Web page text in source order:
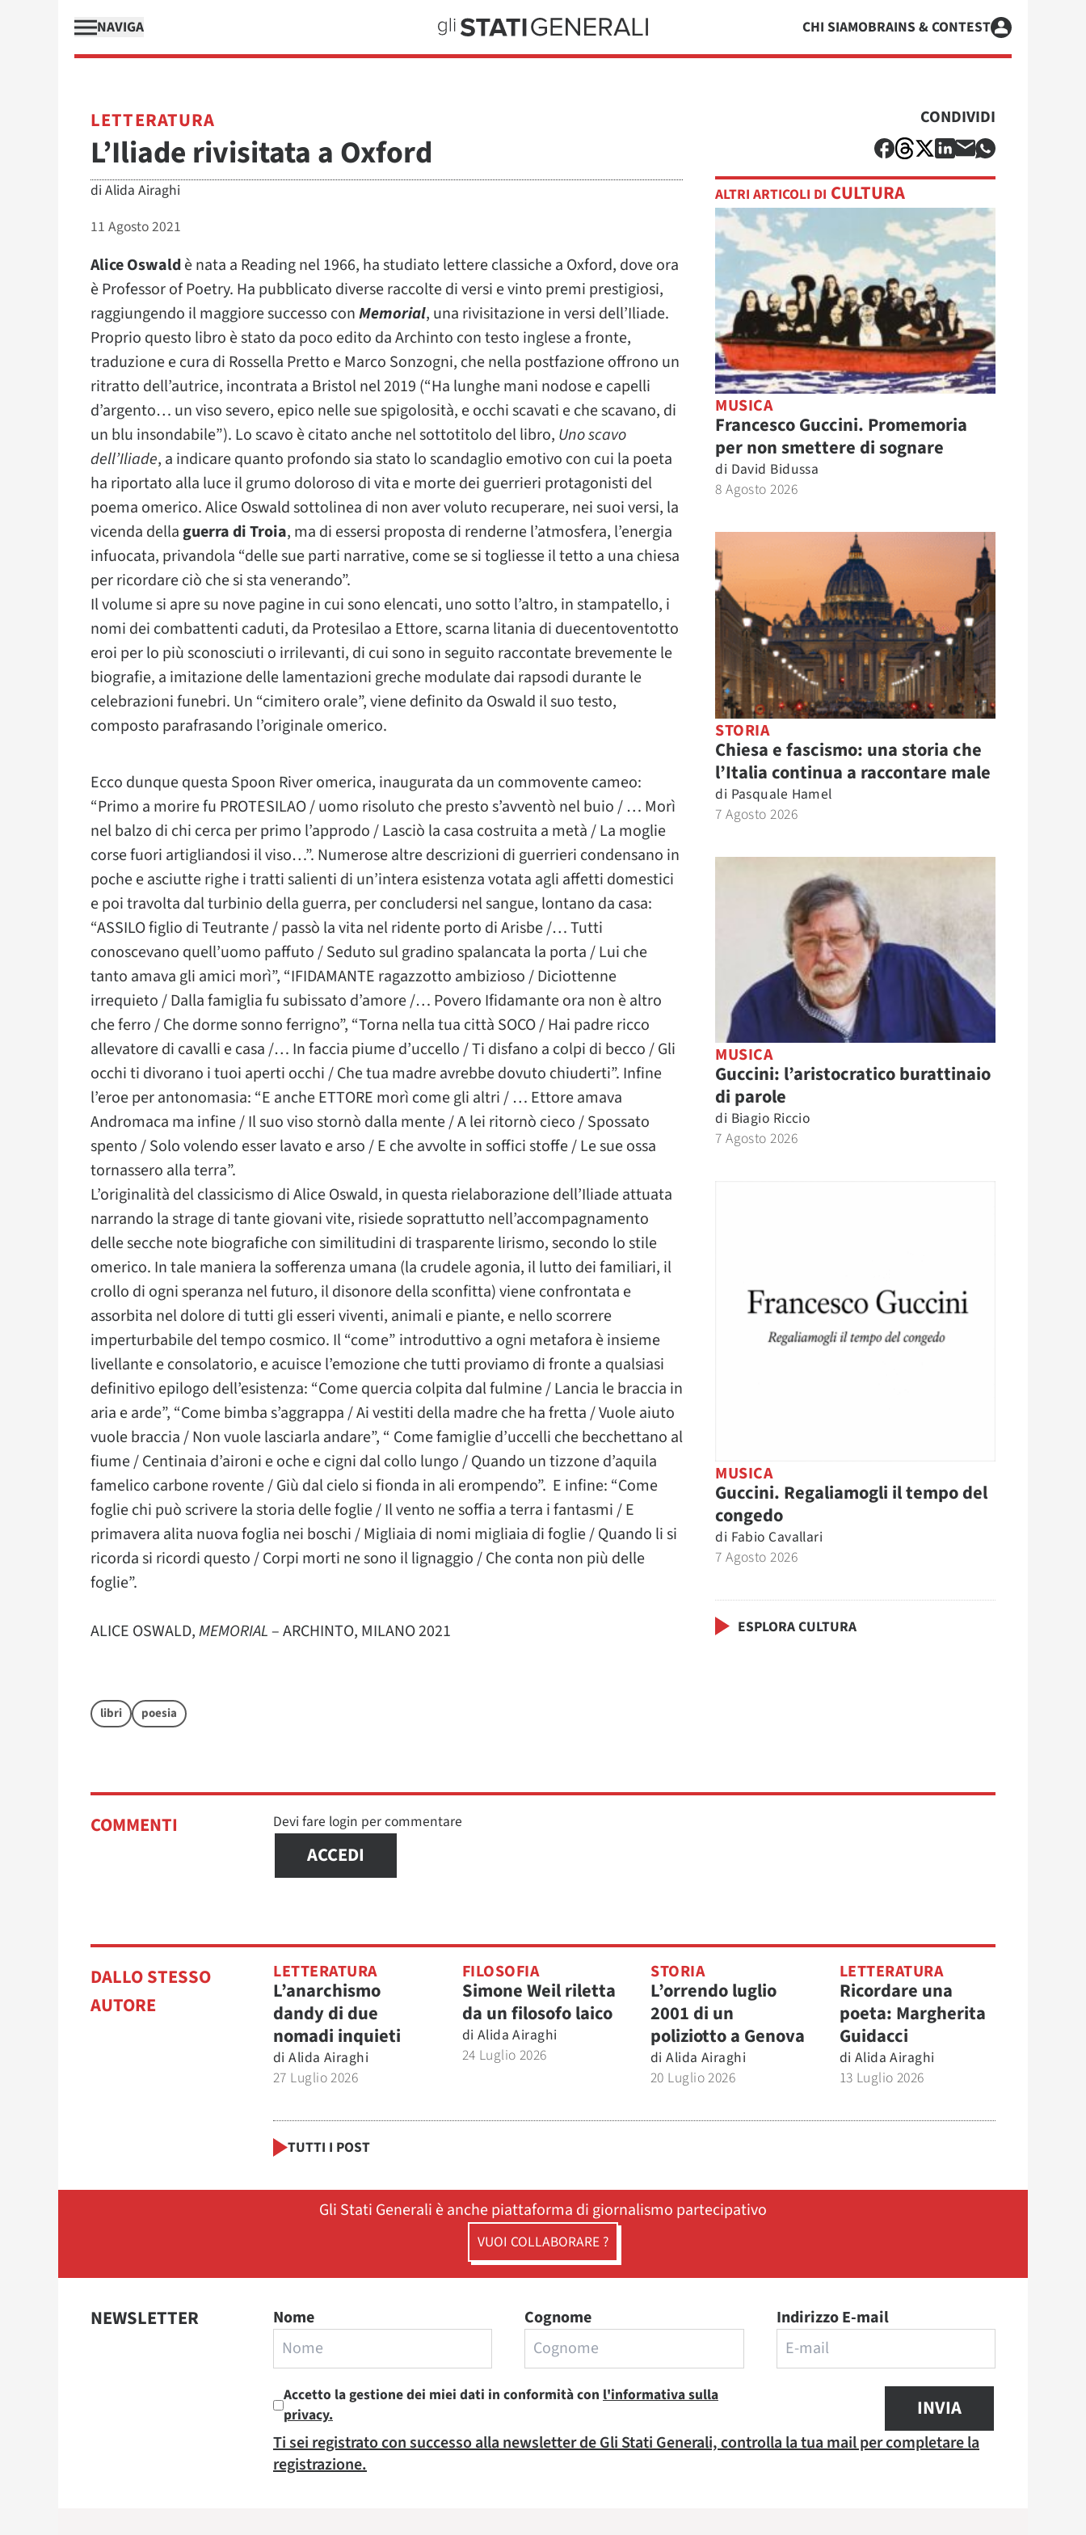
NAVIGA CHI SIAMOBRAINS & CONTEST
LETTERATURA
L’Iliade rivisitata a Oxford
di Alida Airaghi
11 Agosto 2021
Alice Oswaldè nata a Reading nel 1966, ha studiato lettere classiche a Oxford, dove ora
è Professor of Poetry. Ha pubblicato diverse raccolte di versi e vinto premi prestigiosi,
raggiungendo il maggiore successo conMemorial, una rivisitazione in versi dell’Iliade.
Proprio questo libro è stato da poco edito da Archinto con testo inglese a fronte,
traduzione e cura di Rossella Pretto e Marco Sonzogni, che nella postfazione offrono un
ritratto dell’autrice, incontrata a Bristol nel 2019 (“Ha lunghe mani nodose e capelli
d’argento… un viso severo, epico nelle sue spigolosità, e occhi scavati e che scavano, di
un blu insondabile”). Lo scavo è citato anche nel sottotitolo del libro, Uno scavo
dell’Iliade, a indicare quanto profondo sia stato lo scandaglio emotivo con cui la poeta
ha riportato alla luce il grumo doloroso di vita e morte dei guerrieri protagonisti del
poema omerico. Alice Oswald sottolinea di non aver voluto recuperare, nei suoi versi, la
vicenda dellaguerra di Troia, ma di essersi proposta di renderne l’atmosfera, l’energia
infuocata, privandola “delle sue parti narrative, come se si togliesse il tetto a una chiesa
per ricordare ciò che si sta venerando”.
Il volume si apre su nove pagine in cui sono elencati, uno sotto l’altro, in stampatello, i
nomi dei combattenti caduti, da Protesilao a Ettore, scarna litania di duecentoventotto
eroi per lo più sconosciuti o irrilevanti, di cui sono in seguito raccontate brevemente le
biografie, a imitazione delle lamentazioni greche modulate dai rapsodi durante le
celebrazioni funebri. Un “cimitero orale”, viene definito da Oswald il suo testo,
composto parafrasando l’originale omerico.
Ecco dunque questa Spoon River omerica, inaugurata da un commovente cameo:
“Primo a morire fu PROTESILAO / uomo risoluto che presto s’avventò nel buio / … Morì
nel balzo di chi cerca per primo l’approdo / Lasciò la casa costruita a metà / La moglie
corse fuori artigliandosi il viso…”. Numerose altre descrizioni di guerrieri condensano in
poche e asciutte righe i tratti salienti di un’intera esistenza votata agli affetti domestici
e poi travolta dal turbinio della guerra, per concludersi nel sangue, lontano da casa:
“ASSILO figlio di Teutrante / passò la vita nel ridente porto di Arisbe /… Tutti
conoscevano quell’uomo paffuto / Seduto sul gradino spalancata la porta / Lui che
tanto amava gli amici morì”, “IFIDAMANTE ragazzotto ambizioso / Diciottenne
irrequieto / Dalla famiglia fu subissato d’amore /… Povero Ifidamante ora non è altro
che ferro / Che dorme sonno ferrigno”, “Torna nella tua città SOCO / Hai padre ricco
allevatore di cavalli e casa /… In faccia piume d’uccello / Ti disfano a colpi di becco / Gli
occhi ti divorano i tuoi aperti occhi / Che tua madre avrebbe dovuto chiuderti”. Infine
l’eroe per antonomasia: “E anche ETTORE morì come gli altri / … Ettore amava
Andromaca ma infine / Il suo viso stornò dalla mente / A lei ritornò cieco / Spossato
spento / Solo volendo esser lavato e arso / E che avvolte in soffici stoffe / Le sue ossa
tornassero alla terra”.
L’originalità del classicismo di Alice Oswald, in questa rielaborazione dell’Iliade attuata
narrando la strage di tante giovani vite, risiede soprattutto nell’accompagnamento
delle secche note biografiche con similitudini di trasparente lirismo, secondo lo stile
omerico. In tale maniera la sofferenza umana (la crudele agonia, il lutto dei familiari, il
crollo di ogni speranza nel futuro, il disonore della sconfitta) viene confrontata e
assorbita nel dolore di tutti gli esseri viventi, animali e piante, e nello scorrere
imperturbabile del tempo cosmico. Il “come” introduttivo a ogni metafora è insieme
livellante e consolatorio, e acuisce l’emozione che tutti proviamo di fronte a qualsiasi
definitivo epilogo dell’esistenza: “Come quercia colpita dal fulmine / Lancia le braccia in
aria e arde”, “Come bimba s’aggrappa / Ai vestiti della madre che ha fretta / Vuole aiuto
vuole braccia / Non vuole lasciarla andare”, “ Come famiglie d’uccelli che becchettano al
fiume / Centinaia d’aironi e oche e cigni dal collo lungo / Quando un tizzone d’aquila
famelico carbone rovente / Giù dal cielo si fionda in ali erompendo”. E infine: “Come
foglie chi può scrivere la storia delle foglie / Il vento ne soffia a terra i fantasmi / E
primavera alita nuova foglia nei boschi / Migliaia di nomi migliaia di foglie / Quando li si
ricorda si ricordi questo / Corpi morti ne sono il lignaggio / Che conta non più delle
foglie”.
ALICE OSWALD,MEMORIAL – ARCHINTO, MILANO 2021
libri poesia
CONDIVIDI
ALTRI ARTICOLI DI CULTURA
MUSICA
Francesco Guccini. Promemoria
per non smettere di sognare
di David Bidussa
8 Agosto 2026
STORIA
Chiesa e fascismo: una storia che
l’Italia continua a raccontare male
di Pasquale Hamel
7 Agosto 2026
MUSICA
Guccini: l’aristocratico burattinaio
di parole
di Biagio Riccio
7 Agosto 2026
MUSICA
Guccini. Regaliamogli il tempo del
congedo
di Fabio Cavallari
7 Agosto 2026
ESPLORA CULTURA
COMMENTI Devi fare login per commentare
ACCEDI
DALLO STESSO
AUTORE
LETTERATURA
L’anarchismo
dandy di due
nomadi inquieti
di Alida Airaghi
27 Luglio 2026
FILOSOFIA
Simone Weil riletta
da un filosofo laico
di Alida Airaghi
24 Luglio 2026
STORIA
L’orrendo luglio
2001 di un
poliziotto a Genova
di Alida Airaghi
20 Luglio 2026
LETTERATURA
Ricordare una
poeta: Margherita
Guidacci
di Alida Airaghi
13 Luglio 2026
TUTTI I POST
Gli Stati Generali è anche piattaforma di giornalismo partecipativo
VUOI COLLABORARE ?
NEWSLETTER Nome Cognome Indirizzo E-mail
Accetto la gestione dei miei dati in conformità con l'informativa sulla
privacy.
INVIA
Ti sei registrato con successo alla newsletter de Gli Stati Generali, controlla la tua mail per completare la
registrazione.